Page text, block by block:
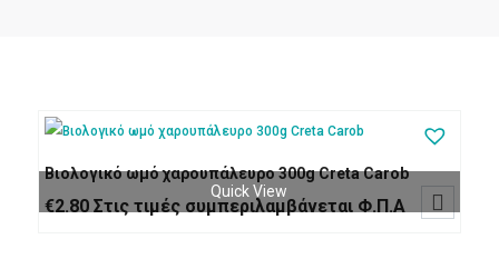
Βιολογικό ωμό χαρουπάλευρο 300g Creta Carob
€2.80 Στις τιμές συμπεριλαμβάνεται Φ.Π.Α
Quick View 